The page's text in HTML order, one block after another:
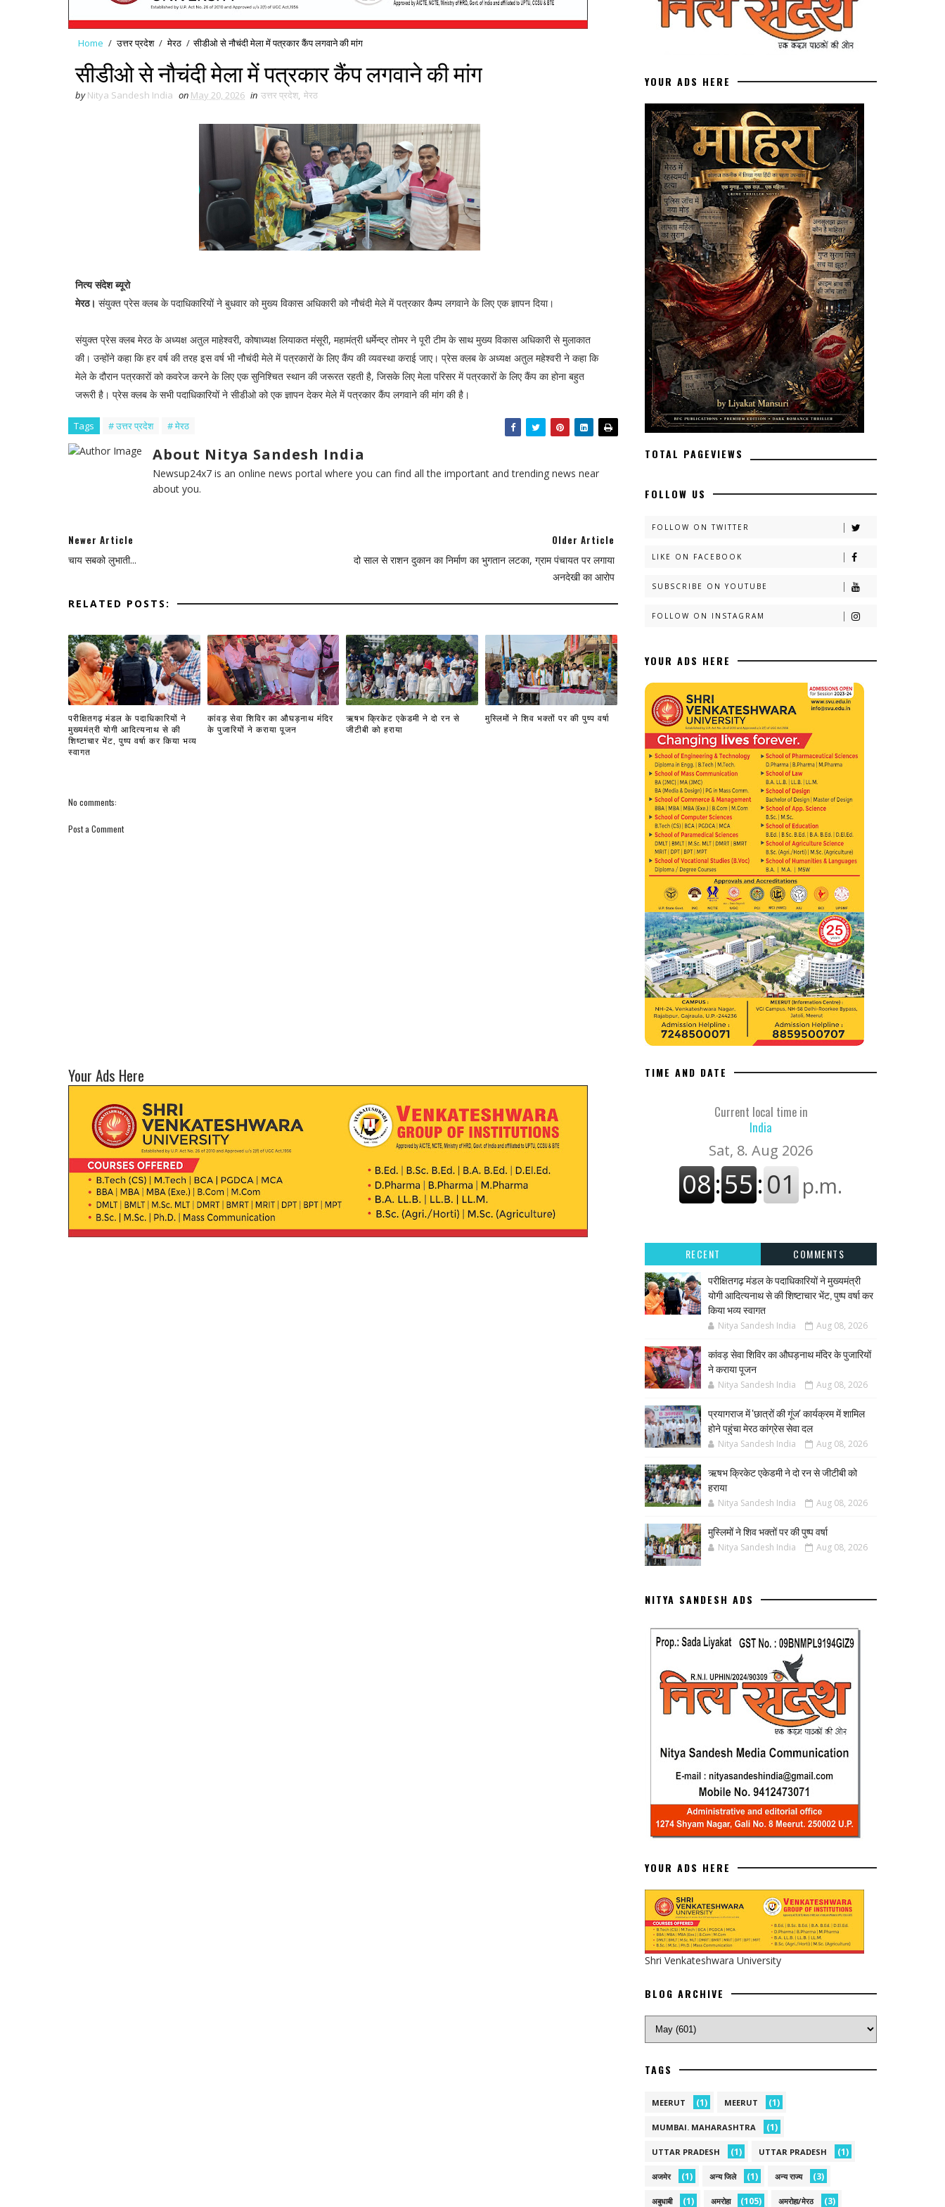
Home / उत्तर प्रदेश / मेरठ / सीडीओ से नौचंदी मेला में पत्रकार कैंप लगवाने की मांग
सीडीओ से नौचंदी मेला में पत्रकार कैंप लगवाने की मांग
by Nitya Sandesh India on May 20, 2026 in उत्तर प्रदेश, मेरठ
नित्य संदेश ब्यूरो
मेरठ। संयुक्त प्रेस क्लब के पदाधिकारियों ने बुधवार को मुख्य विकास अधिकारी को नौचंदी मेले में पत्रकार कैम्प लगवाने के लिए एक ज्ञापन दिया।
संयुक्त प्रेस क्लब मेरठ के अध्यक्ष अतुल माहेश्वरी, कोषाध्यक्ष लियाकत मंसूरी, महामंत्री धर्मेन्द्र तोमर ने पूरी टीम के साथ मुख्य विकास अधिकारी से मुलाकात
की। उन्होंने कहा कि हर वर्ष की तरह इस वर्ष भी नौचंदी मेले में पत्रकारों के लिए कैंप की व्यवस्था कराई जाए। प्रेस क्लब के अध्यक्ष अतुल महेश्वरी ने कहा कि
मेले के दौरान पत्रकारों को कवरेज करने के लिए एक सुनिश्चित स्थान की जरूरत रहती है, जिसके लिए मेला परिसर में पत्रकारों के लिए कैंप का होना बहुत
जरूरी है। प्रेस क्लब के सभी पदाधिकारियों ने सीडीओ को एक ज्ञापन देकर मेले में पत्रकार कैंप लगवाने की मांग की है।
Tags # उत्तर प्रदेश # मेरठ
About Nitya Sandesh India
Newsup24x7 is an online news portal where you can find all the important and trending news near
about you.
Newer Article
चाय सबको लुभाती...
Older Article
दो साल से राशन दुकान का निर्माण का भुगतान लटका, ग्राम पंचायत पर लगाया
अनदेखी का आरोप
RELATED POSTS:
परीक्षितगढ़ मंडल के पदाधिकारियों ने
मुख्यमंत्री योगी आदित्यनाथ से की
शिष्टाचार भेंट, पुष्प वर्षा कर किया भव्य
स्वागत
कांवड़ सेवा शिविर का औघड़नाथ मंदिर
के पुजारियों ने कराया पूजन
ऋषभ क्रिकेट एकेडमी ने दो रन से
जीटीबी को हराया
मुस्लिमों ने शिव भक्तों पर की पुष्प वर्षा
No comments:
Post a Comment
Your Ads Here
YOUR ADS HERE
TOTAL PAGEVIEWS
FOLLOW US
FOLLOW ON TWITTER
LIKE ON FACEBOOK
SUBSCRIBE ON YOUTUBE
FOLLOW ON INSTAGRAM
YOUR ADS HERE
TIME AND DATE
Current local time in
India
RECENT
COMMENTS
परीक्षितगढ़ मंडल के पदाधिकारियों ने मुख्यमंत्री
योगी आदित्यनाथ से की शिष्टाचार भेंट, पुष्प वर्षा कर
किया भव्य स्वागत
Nitya Sandesh India Aug 08, 2026
कांवड़ सेवा शिविर का औघड़नाथ मंदिर के पुजारियों
ने कराया पूजन
Nitya Sandesh India Aug 08, 2026
प्रयागराज में 'छात्रों की गूंज' कार्यक्रम में शामिल
होने पहुंचा मेरठ कांग्रेस सेवा दल
Nitya Sandesh India Aug 08, 2026
ऋषभ क्रिकेट एकेडमी ने दो रन से जीटीबी को
हराया
Nitya Sandesh India Aug 08, 2026
मुस्लिमों ने शिव भक्तों पर की पुष्प वर्षा
Nitya Sandesh India Aug 08, 2026
NITYA SANDESH ADS
YOUR ADS HERE
Shri Venkateshwara University
BLOG ARCHIVE
TAGS
MEERUT (1) MEERUT (1)
MUMBAI. MAHARASHTRA (1)
UTTAR PRADESH (1) UTTAR PRADESH (1)
अजमेर (1) अन्य जिले (1) अन्य राज्य (3)
अबुधाबी (1) अमरोहा (105) अमरोहा/मेरठ (3)